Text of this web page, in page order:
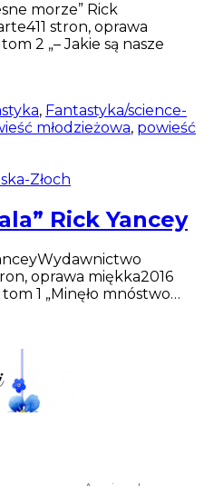
morze” Rick
stron, oprawa
2 „– Jakie są nasze
, Fantastyka/science-
młodzieżowa, powieść
Złoch
Rick Yancey
oprawa miękka2016
1 „Minęło mnóstwo…